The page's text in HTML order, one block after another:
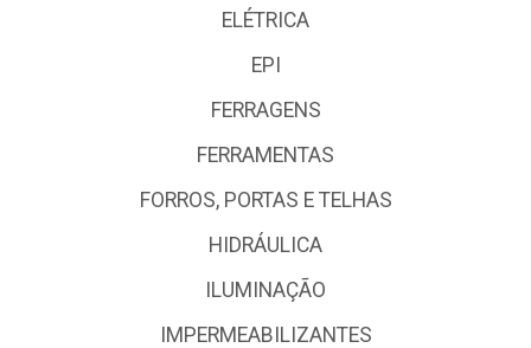
ELÉTRICA
EPI
FERRAGENS
FERRAMENTAS
FORROS, PORTAS E TELHAS
HIDRÁULICA
ILUMINAÇÃO
IMPERMEABILIZANTES